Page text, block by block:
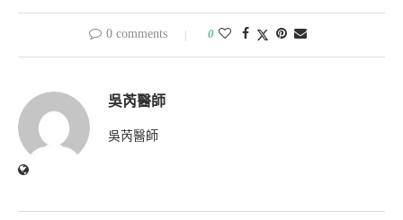
0 comments 0
吳芮醫師
吳芮醫師